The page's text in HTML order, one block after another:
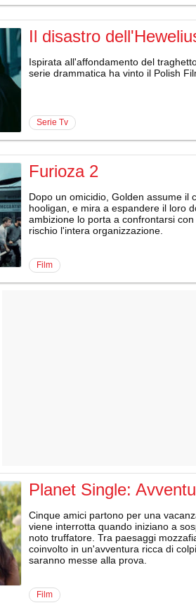
Il disastro
Ispirata all'affondamento del
serie drammatica ha vinto il Polish
serie Tv
Furioza 2
Dopo un omicidio, Golden assume il
hooligan, e mira a espandere il loro
ambizione lo porta a confrontarsi
rischio l'intera organizzazione.
film
Planet Single:
Cinque amici partono per una
viene interrotta quando iniziano a
noto truffatore. Tra paesaggi
coinvolto in un'avventura ricca di
saranno messe alla prova.
film